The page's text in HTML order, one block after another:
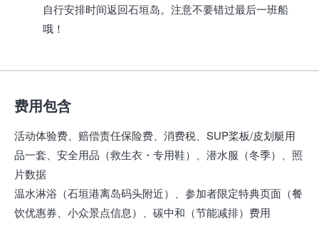
自行安排时间返回石垣岛。注意不要错过最后一班船
哦！
费用包含
活动体验费、赔偿责任保险费、消费税、SUP桨板/皮划艇用
品一套、安全用品（救生衣・专用鞋）、潜水服（冬季）、照
片数据
温水淋浴（石垣港离岛码头附近）、参加者限定特典页面（餐
饮优惠券、小众景点信息）、碳中和（节能减排）费用